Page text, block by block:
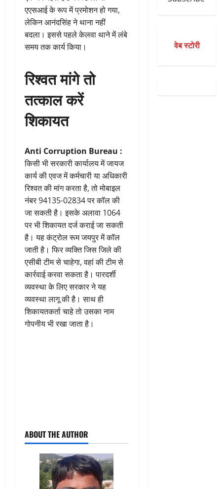
एएसआई के रूप में प्रमोशन हो गया,
लेकिन आनंदसिंह ने थाना नहीं
बदला। इससे पहले केलवा थाने में लंबे
समय तक कार्य किया।
रिश्वत मांगे तो
तत्काल करें
शिकायत
Anti Corruption Bureau :
किसी भी सरकारी कार्यालय में जायज
कार्य की एवज में कर्मचारी या अधिकारी
रिश्वत की मांग करता है, तो मोबाइल
नंबर 94135-02834 पर कॉल की
जा सकती है। इसके अलावा 1064
पर भी शिकायत दर्ज कराई जा सकती
है। यह कंट्रोल रूम जयपुर में कॉल
जाती है। फिर व्यक्ति जिस जिले की
एसीबी टीम से चाहेगा, वहां की टीम से
कार्रवाई करवा सकता है। पारदर्शी
व्यवस्था के लिए सरकार ने यह
व्यवस्था लागू की है। साथ ही
शिकायतकर्ता चाहे तो उसका नाम
गोपनीय भी रखा जाता है।
ABOUT THE AUTHOR
वेब स्टोरी